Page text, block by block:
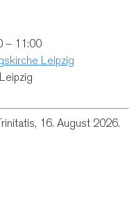
– 11:00
Leipzig
16. August 2026.